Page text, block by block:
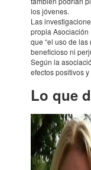
los jóve­nes.
Las
propia
que “el uso de
benefi­cioso ni
Según la
efec­tos positi­vos
Lo que